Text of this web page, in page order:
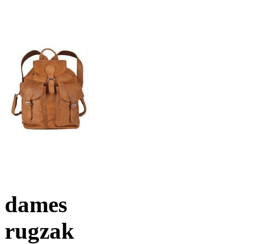
dames
rugzak